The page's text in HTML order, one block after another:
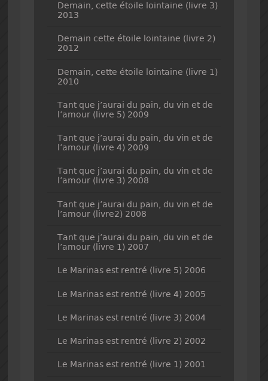
Demain, cette étoile lointaine (livre 3)
2013
Demain cette étoile lointaine (livre 2)
2012
Demain, cette étoile lointaine (livre 1)
2010
Tant que j’aurai du pain, du vin et de
l’amour (livre 5) 2009
Tant que j’aurai du pain, du vin et de
l’amour (livre 4) 2009
Tant que j’aurai du pain, du vin et de
l’amour (livre 3) 2008
Tant que j’aurai du pain, du vin et de
l’amour (livre2) 2008
Tant que j’aurai du pain, du vin et de
l’amour (livre 1) 2007
Le Marinas est rentré (livre 5) 2006
Le Marinas est rentré (livre 4) 2005
Le Marinas est rentré (livre 3) 2004
Le Marinas est rentré (livre 2) 2002
Le Marinas est rentré (livre 1) 2001